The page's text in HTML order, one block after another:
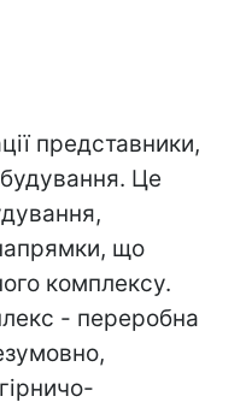
представники,
Це
що
комплексу.
- переробна